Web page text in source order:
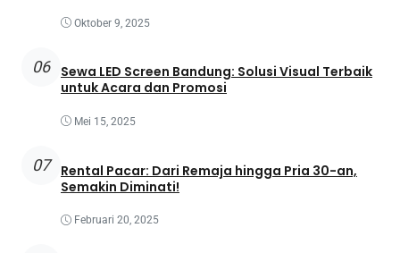
Oktober 9, 2025
06
Sewa LED Screen Bandung: Solusi Visual Terbaik
untuk Acara dan Promosi
Mei 15, 2025
07
Rental Pacar: Dari Remaja hingga Pria 30-an,
Semakin Diminati!
Februari 20, 2025